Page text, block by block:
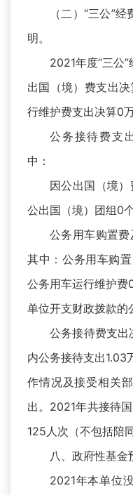
（二）“三公”
明。
2021年度“三公
出国（境）费支出
行维护费支出决算0
公务接待费支
中：
因公出国（境
公出国（境）团组0
公务用车购置费
其中：公务用车购
公务用车运行维护
单位开支财政拨款的
公务接待费支出
内公务接待支出1.03
作情况及接受相关
出。2021年共接待
125人次（不包括陪
八、政府性基金
2021年本单位